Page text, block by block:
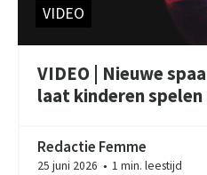
VIDEO
VIDEO | Nieuwe
laat kinderen
Redactie Femme
25 juni 2026 ● 1 min. leestijd